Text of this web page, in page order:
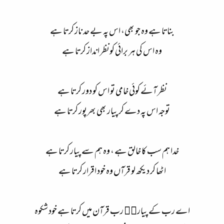
بناتا ہے وہ جو بھی، اس پہ بے حد ناز کرتا ہے
وہ اس کی ہر برائی کونظر انداز کرتا ہے
نظر آئے کوئی خامی تو اس کو دور کرتا ہے
توجہ اس پہ دے کر پیار بھی بھرپور کرتا ہے
خدا ہم سب کا خالق ہے ، وہ ہم سے پیار کرتا ہے
اٹھا کر دیکھ لو قرآں وہ خود اقرار کرتا ہے
اے رب کے پیاروۙ رب قرآن میں کرتا ہے خود شکوہ